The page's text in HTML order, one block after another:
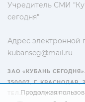
Учредитель СМИ
сегодня"
Адрес
kubanseg@mail.ru
ЗАО «КУБАНЬ СЕГОДНЯ».
350007, Г.
ТЕЛ.: +7(861) 267-15-15
Продолжая